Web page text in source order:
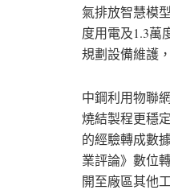
氣排放智慧模
度用電及1.3萬
規劃設備維護
中鋼利用物聯
燒結製程更穩
的經驗轉成數
業評論》數位
開至廠區其他